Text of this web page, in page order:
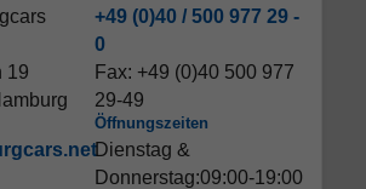
19
+49 (0)40 / 500 977 29 -
0
Fax: +49 (0)40 500 977
29-49
Öffnungszeiten
Dienstag &
Donnerstag:09:00-19:00